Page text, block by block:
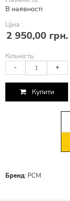
В наявності
Ціна :
2 950,00 грн.
Кількість:
- +
Купити
Бренд: РСМ